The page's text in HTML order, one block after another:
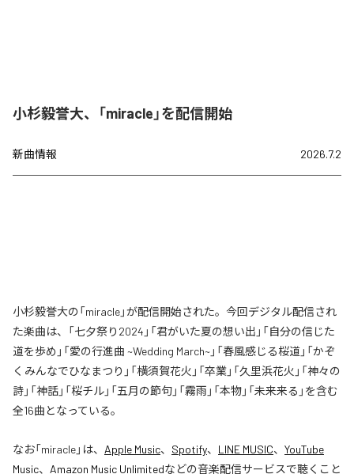
小杉毅誉大、「miracle」を配信開始
新曲情報 2026.7.2
小杉毅誉大の「miracle」が配信開始された。今回デジタル配信され
た楽曲は、「七夕祭り2024」「君がいた夏の想い出」「自分の信じた
道を歩め」「愛の行進曲 ~Wedding March~」「春風感じる桜道」「かぞ
くみんなでひなまつり」「横須賀花火」「卒業」「久里浜花火」「神々の
詩」「神話」「桜チル」「五月の節句」「霧雨」「本物」「未来来る」を含む
全16曲となっている。
なお「miracle」は、 Apple Music、 Spotify、 LINE MUSIC、 YouTube
Music、 Amazon Music Unlimitedなどの音楽配信サービスで聴くこと